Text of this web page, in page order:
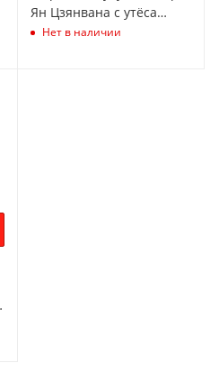
Ян Цзянвана с утёса
Мито из Уишань)
Нет в наличии